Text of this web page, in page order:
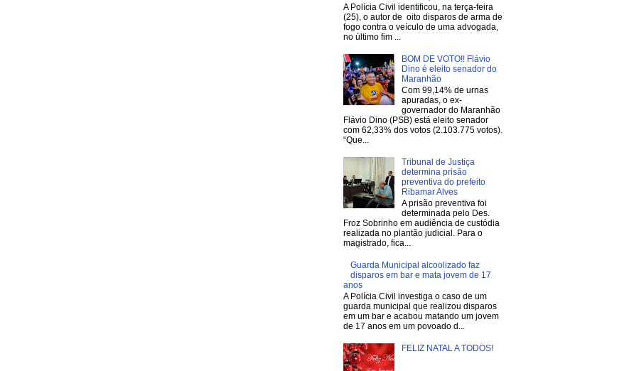
A Polícia Civil identificou, na terça-feira
(25), o autor de oito disparos de arma de
fogo contra o veículo de uma advogada,
no último fim ...
BOM DE VOTO!! Flávio
Dino é eleito senador do
Maranhão
Com 99,14% de urnas
apuradas, o ex-
governador do Maranhão
Flávio Dino (PSB) está eleito senador
com 62,33% dos votos (2.103.775 votos).
“Que...
Tribunal de Justiça
determina prisão
preventiva do prefeito
Ribamar Alves
A prisão preventiva foi
determinada pelo Des.
Froz Sobrinho em audiência de custódia
realizada no plantão judicial. Para o
magistrado, fica...
Guarda Municipal alcoolizado faz
disparos em bar e mata jovem de 17
anos
A Polícia Civil investiga o caso de um
guarda municipal que realizou disparos
em um bar e acabou matando um jovem
de 17 anos em um povoado d...
FELIZ NATAL A TODOS!